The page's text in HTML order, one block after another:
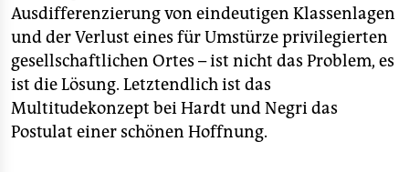
Ausdifferenzierung von eindeutigen Klassenlagen
und der Verlust eines für Umstürze privilegierten
gesellschaftlichen Ortes – ist nicht das Problem, es
ist die Lösung. Letztendlich ist das
Multitudekonzept bei Hardt und Negri das
Postulat einer schönen Hoffnung.